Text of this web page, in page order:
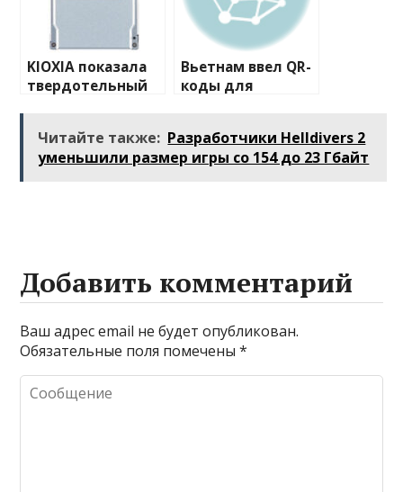
KIOXIA показала
твердотельный
Тбайта
Вьетнам ввел QR-
коды для
Читайте также: Разработчики Helldivers 2
уменьшили размер игры со 154 до 23 Гбайт
Добавить комментарий
Ваш адрес email не будет опубликован.
Обязательные поля помечены*